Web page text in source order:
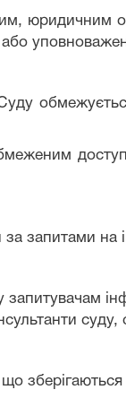
запитами на
суду,
зберігаються